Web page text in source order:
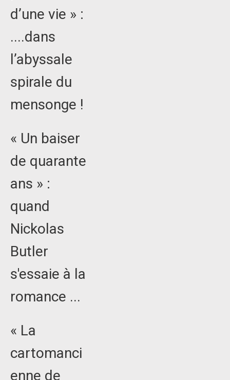
d’une vie » :
....dans
l’abyssale
spirale du
mensonge !
« Un baiser
de quarante
ans » :
quand
Nickolas
Butler
s'essaie à la
romance ...
« La
cartomanci
enne de